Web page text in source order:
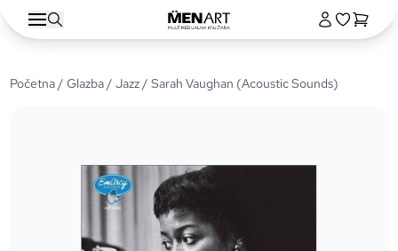
Početna/Glazba/Jazz/ Sarah Vaughan (Acoustic Sounds)